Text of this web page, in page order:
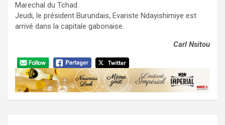
Marechal du Tchad.
Jeudi, le président Burundais, Evariste Ndayishimiye est
arrivé dans la capitale gabonaise.
Carl Nsitou